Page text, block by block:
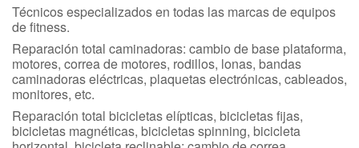
Técnicos especializados en todas las marcas de equipos
de fitness.
Reparación total caminadoras: cambio de base plataforma,
motores, correa de motores, rodillos, lonas, bandas
caminadoras eléctricas, plaquetas electrónicas, cableados,
monitores, etc.
Reparación total bicicletas elípticas, bicicletas fijas,
bicicletas magnéticas, bicicletas spinning, bicicleta